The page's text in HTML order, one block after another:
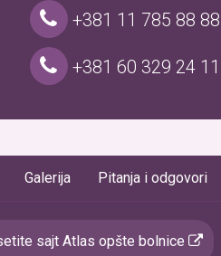
+381 11 785 88 88
+381 60 329 24 11
Galerija Pitanja i odgovori
sajt Atlas opšte bolnice